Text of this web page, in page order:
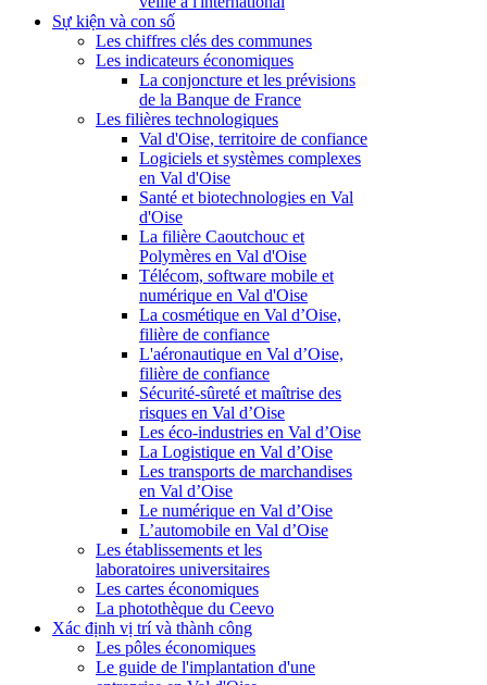
Sự kiện và con số
Les chiffres clés des communes
Les indicateurs économiques
La conjoncture et les prévisions
de la Banque de France
Les filières technologiques
Val d'Oise, territoire de confiance
Logiciels et systèmes complexes
en Val d'Oise
Santé et biotechnologies en Val
d'Oise
La filière Caoutchouc et
Polymères en Val d'Oise
Télécom, software mobile et
numérique en Val d'Oise
La cosmétique en Val d’Oise,
filière de confiance
L'aéronautique en Val d’Oise,
filière de confiance
Sécurité-sûreté et maîtrise des
risques en Val d’Oise
Les éco-industries en Val d’Oise
La Logistique en Val d’Oise
Les transports de marchandises
en Val d’Oise
Le numérique en Val d’Oise
L’automobile en Val d’Oise
Les établissements et les
laboratoires universitaires
Les cartes économiques
La photothèque du Ceevo
Xác định vị trí và thành công
Les pôles économiques
Le guide de l'implantation d'une